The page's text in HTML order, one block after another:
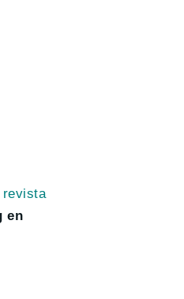
revista
en